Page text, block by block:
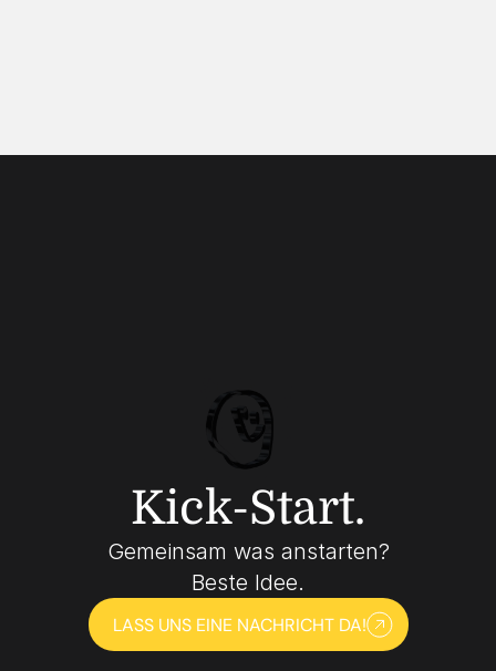
Kick-Start.
Gemeinsam was anstarten?
Beste Idee.
LASS UNS EINE NACHRICHT DA!
LASS UNS EINE NACHRICHT DA!